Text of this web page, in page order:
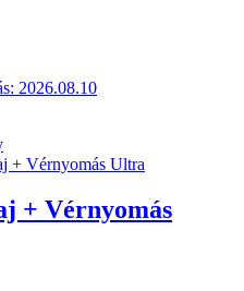
2026.08.10
+ Vérnyomás